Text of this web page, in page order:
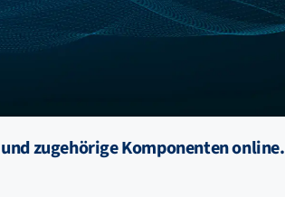
zugehörige Komponenten online.